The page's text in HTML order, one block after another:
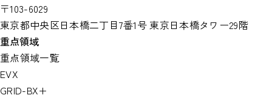
〒103-6029
東京都中央区日本橋二丁目7番1号 東京日本橋タワー29階
重点領域
重点領域一覧
EVX
GRID-BX+